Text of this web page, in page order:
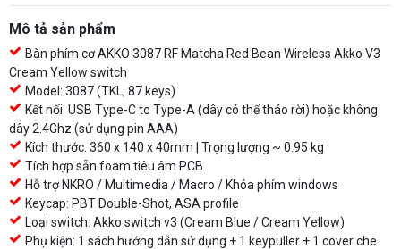
Mô tả sản phẩm
Bàn phím cơ AKKO 3087 RF Matcha Red Bean Wireless Akko V3
Cream Yellow switch
Model: 3087 (TKL, 87 keys)
Kết nối: USB Type-C to Type-A (dây có thể tháo rời) hoặc không
dây 2.4Ghz (sử dụng pin AAA)
Kích thước: 360 x 140 x 40mm | Trọng lượng ~ 0.95 kg
Tích hợp sẵn foam tiêu âm PCB
Hỗ trợ NKRO / Multimedia / Macro / Khóa phím windows
Keycap: PBT Double-Shot, ASA profile
Loại switch: Akko switch v3 (Cream Blue / Cream Yellow)
Phụ kiện: 1 sách hướng dẫn sử dụng + 1 keypuller + 1 cover che